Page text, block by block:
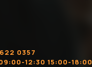
0357
12:30 15:00-18:00